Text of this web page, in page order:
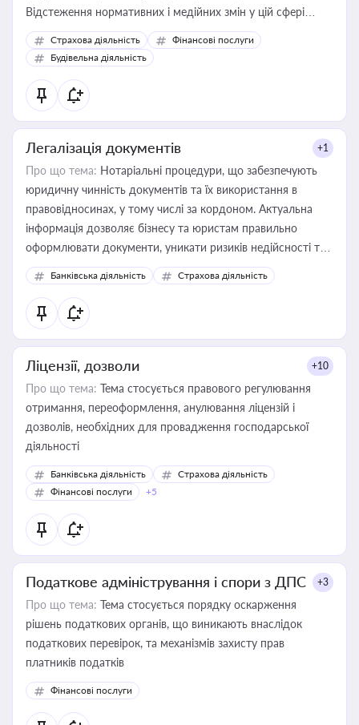
Відстеження нормативних і медійних змін у цій сфері
корисне для власника бізнесу, керівника, юриста або
бухгалтера під час оподаткування, приватизації, оренди
державного майна, корпоративних угод і перевірки
статусу суб'єктів оціночної діяльності
Страхова діяльність
Фінансові послуги
Будівельна діяльність
Легалізація документів +1
Про що тема: Нотаріальні процедури, що забезпечують
юридичну чинність документів та їх використання в
правовідносинах, у тому числі за кордоном. Актуальна
інформація дозволяє бізнесу та юристам правильно
оформлювати документи, уникати ризиків недійсності та
забезпечувати їх належне прийняття органами влади та
контрагентами
Банківська діяльність Страхова діяльність
Ліцензії, дозволи +10
Про що тема: Тема стосується правового регулювання
отримання, переоформлення, анулювання ліцензій і
дозволів, необхідних для провадження господарської
діяльності
Банківська діяльність
Страхова діяльність
Фінансові послуги
+5
Податкове адміністрування і спори з ДПС +3
Про що тема: Тема стосується порядку оскарження
рішень податкових органів, що виникають внаслідок
податкових перевірок, та механізмів захисту прав
платників податків
Фінансові послуги